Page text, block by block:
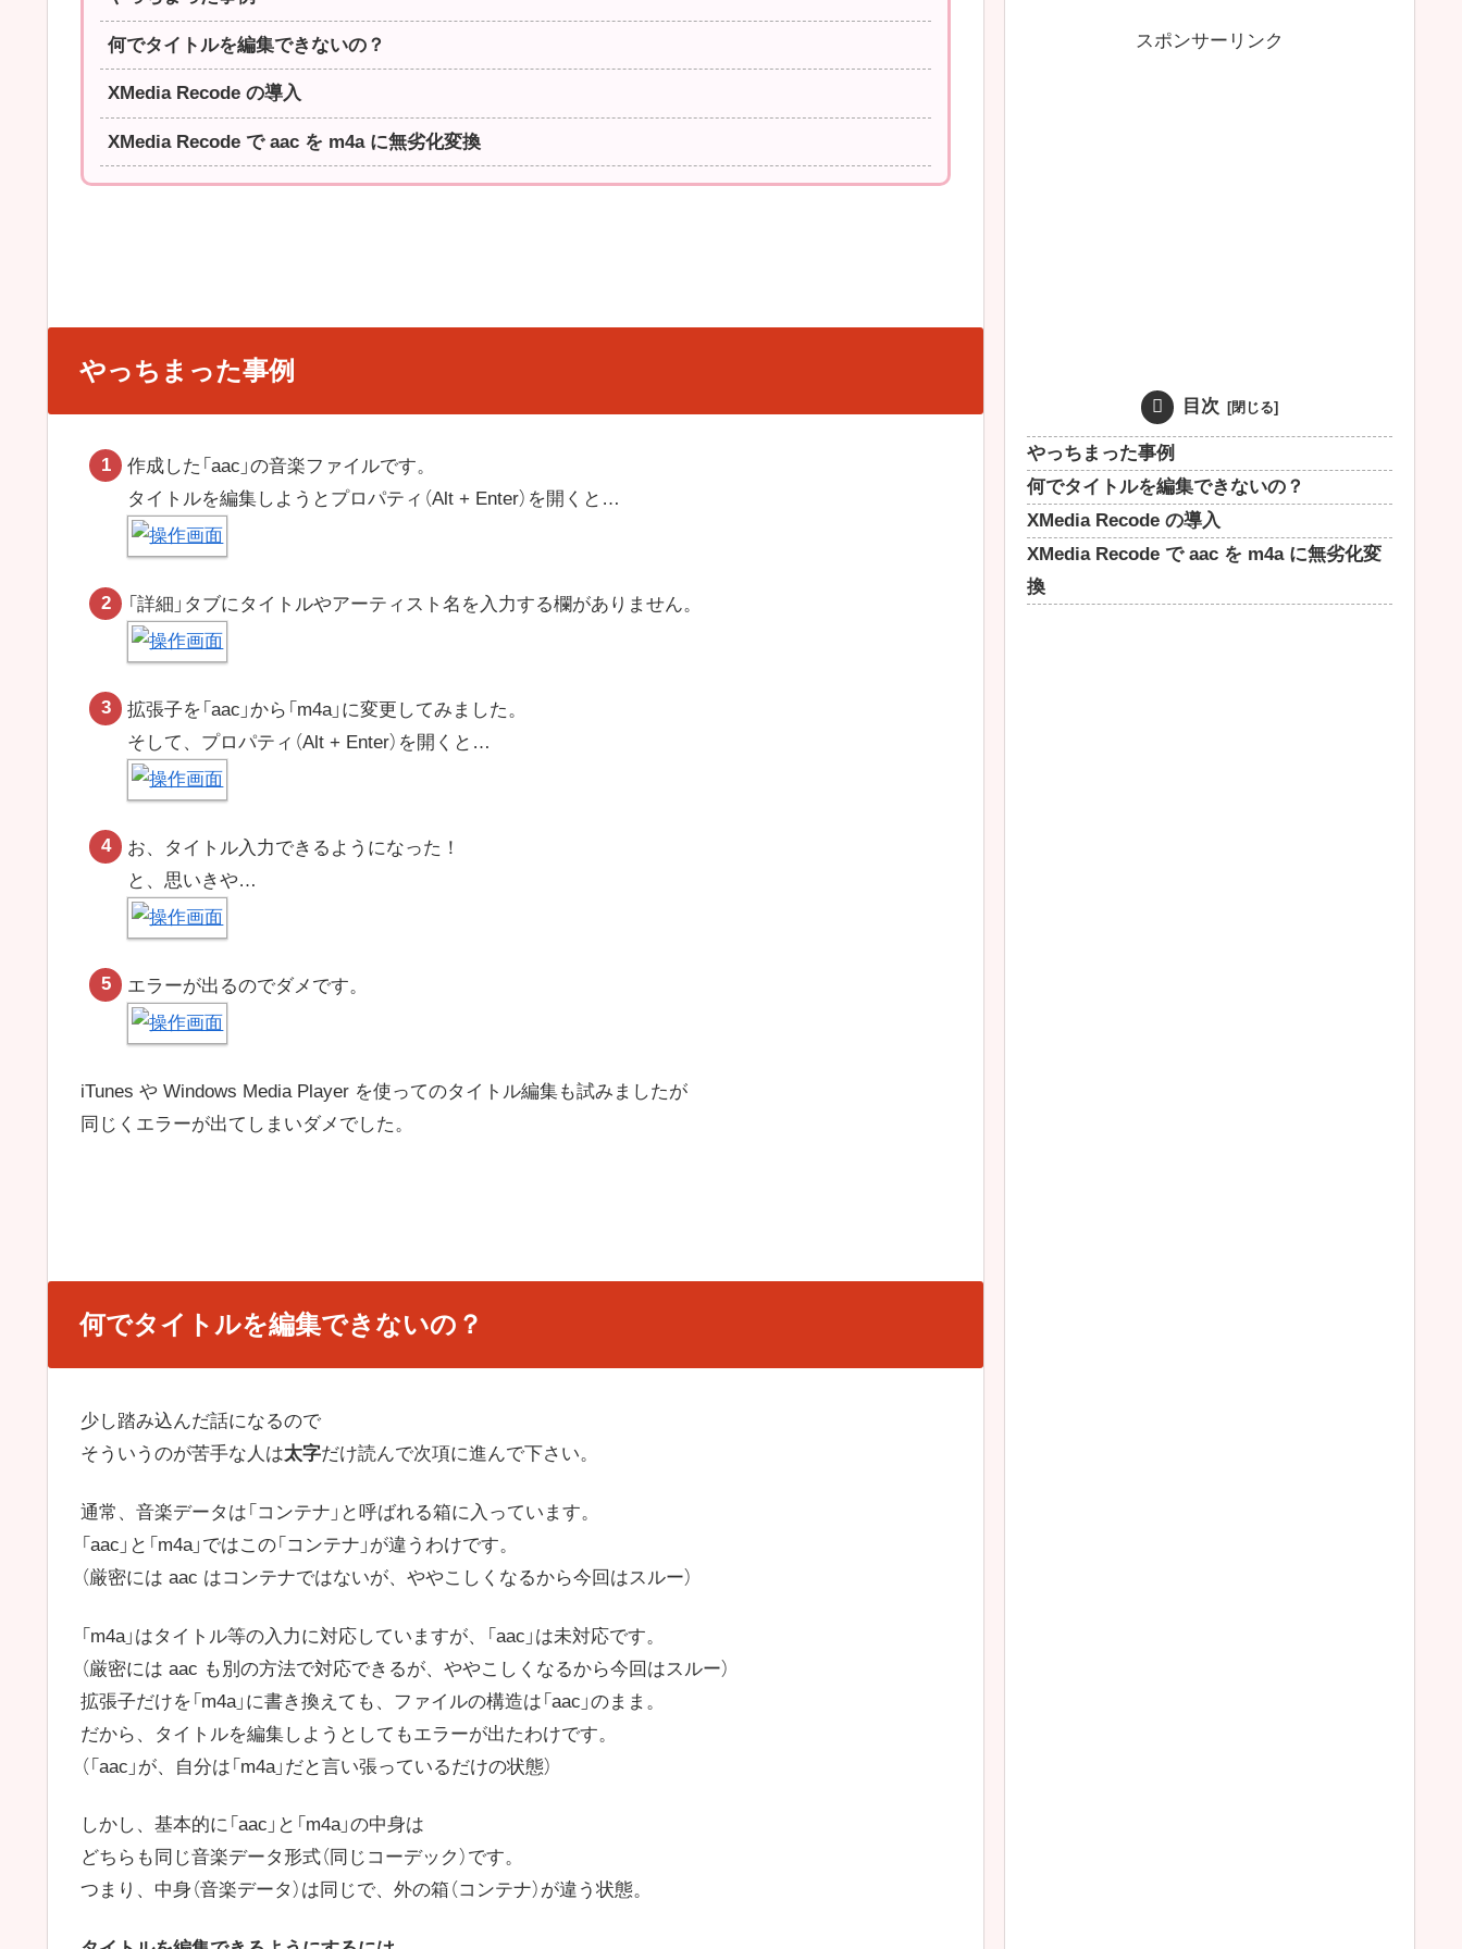
何でタイトルを編集できないの？
XMedia Recode の導入
XMedia Recode で aac を m4a に無劣化変換
やっちまった事例
作成した「aac」の音楽ファイルです。
タイトルを編集しようとプロパティ（Alt + Enter）を開くと…
「詳細」タブにタイトルやアーティスト名を入力する欄がありません。
拡張子を「aac」から「m4a」に変更してみました。
そして、プロパティ（Alt + Enter）を開くと…
お、タイトル入力できるようになった！
と、思いきや…
エラーが出るのでダメです。
iTunes や Windows Media Player を使ってのタイトル編集も試みましたが
同じくエラーが出てしまいダメでした。
何でタイトルを編集できないの？
少し踏み込んだ話になるので
そういうのが苦手な人は太字だけ読んで次項に進んで下さい。
通常、音楽データは「コンテナ」と呼ばれる箱に入っています。
「aac」と「m4a」ではこの「コンテナ」が違うわけです。
（厳密には aac はコンテナではないが、ややこしくなるから今回はスルー）
「m4a」はタイトル等の入力に対応していますが、「aac」は未対応です。
（厳密には aac も別の方法で対応できるが、ややこしくなるから今回はスルー）
拡張子だけを「m4a」に書き換えても、ファイルの構造は「aac」のまま。
だから、タイトルを編集しようとしてもエラーが出たわけです。
（「aac」が、自分は「m4a」だと言い張っているだけの状態）
しかし、基本的に「aac」と「m4a」の中身は
どちらも同じ音楽データ形式（同じコーデック）です。
つまり、中身（音楽データ）は同じで、外の箱（コンテナ）が違う状態。
スポンサーリンク
目次
やっちまった事例
何でタイトルを編集できないの？
XMedia Recode の導入
XMedia Recode で aac を m4a に無劣化変
換